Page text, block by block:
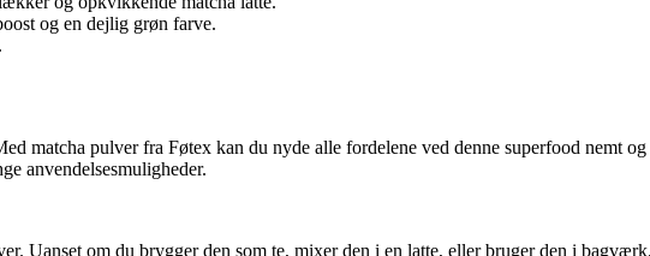
og en dejlig grøn farve.
matcha pulver fra Føtex kan du nyde alle fordelene ved denne superfood nemt
anvendelsesmuligheder.
Uanset om du brygger den som te, mixer den i en latte, eller bruger den i